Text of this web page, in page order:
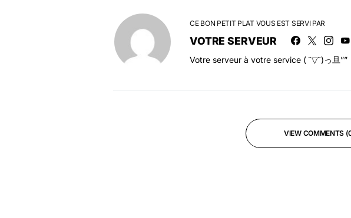
CE BON PETIT PLAT VOUS EST SERVI PAR
VOTRE SERVEUR
Votre serveur à votre service ( ˘▽˘)っ旦””
VIEW COMMENTS